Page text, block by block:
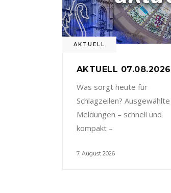
AKTUELL
AKTUELL 07.08.2026
Was sorgt heute für
Schlagzeilen? Ausgewählte
Meldungen – schnell und
kompakt –
7. August 2026